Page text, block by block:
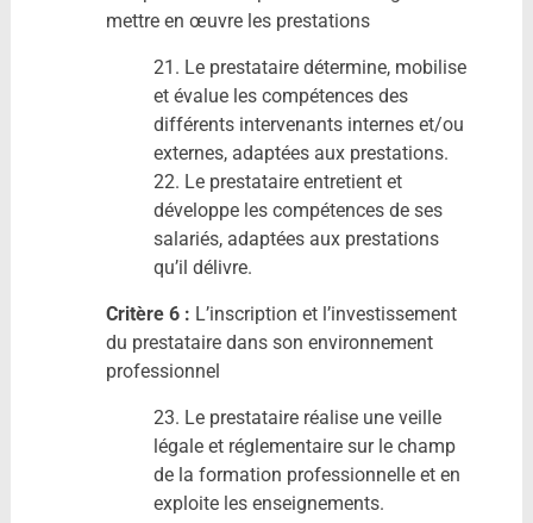
mettre en œuvre les prestations
21. Le prestataire détermine, mobilise
et évalue les compétences des
différents intervenants internes et/ou
externes, adaptées aux prestations.
22. Le prestataire entretient et
développe les compétences de ses
salariés, adaptées aux prestations
qu’il délivre.
Critère 6 : L’inscription et l’investissement
du prestataire dans son environnement
professionnel
23. Le prestataire réalise une veille
légale et réglementaire sur le champ
de la formation professionnelle et en
exploite les enseignements.